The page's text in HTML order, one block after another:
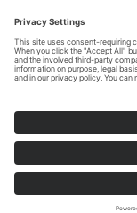
Impressum|